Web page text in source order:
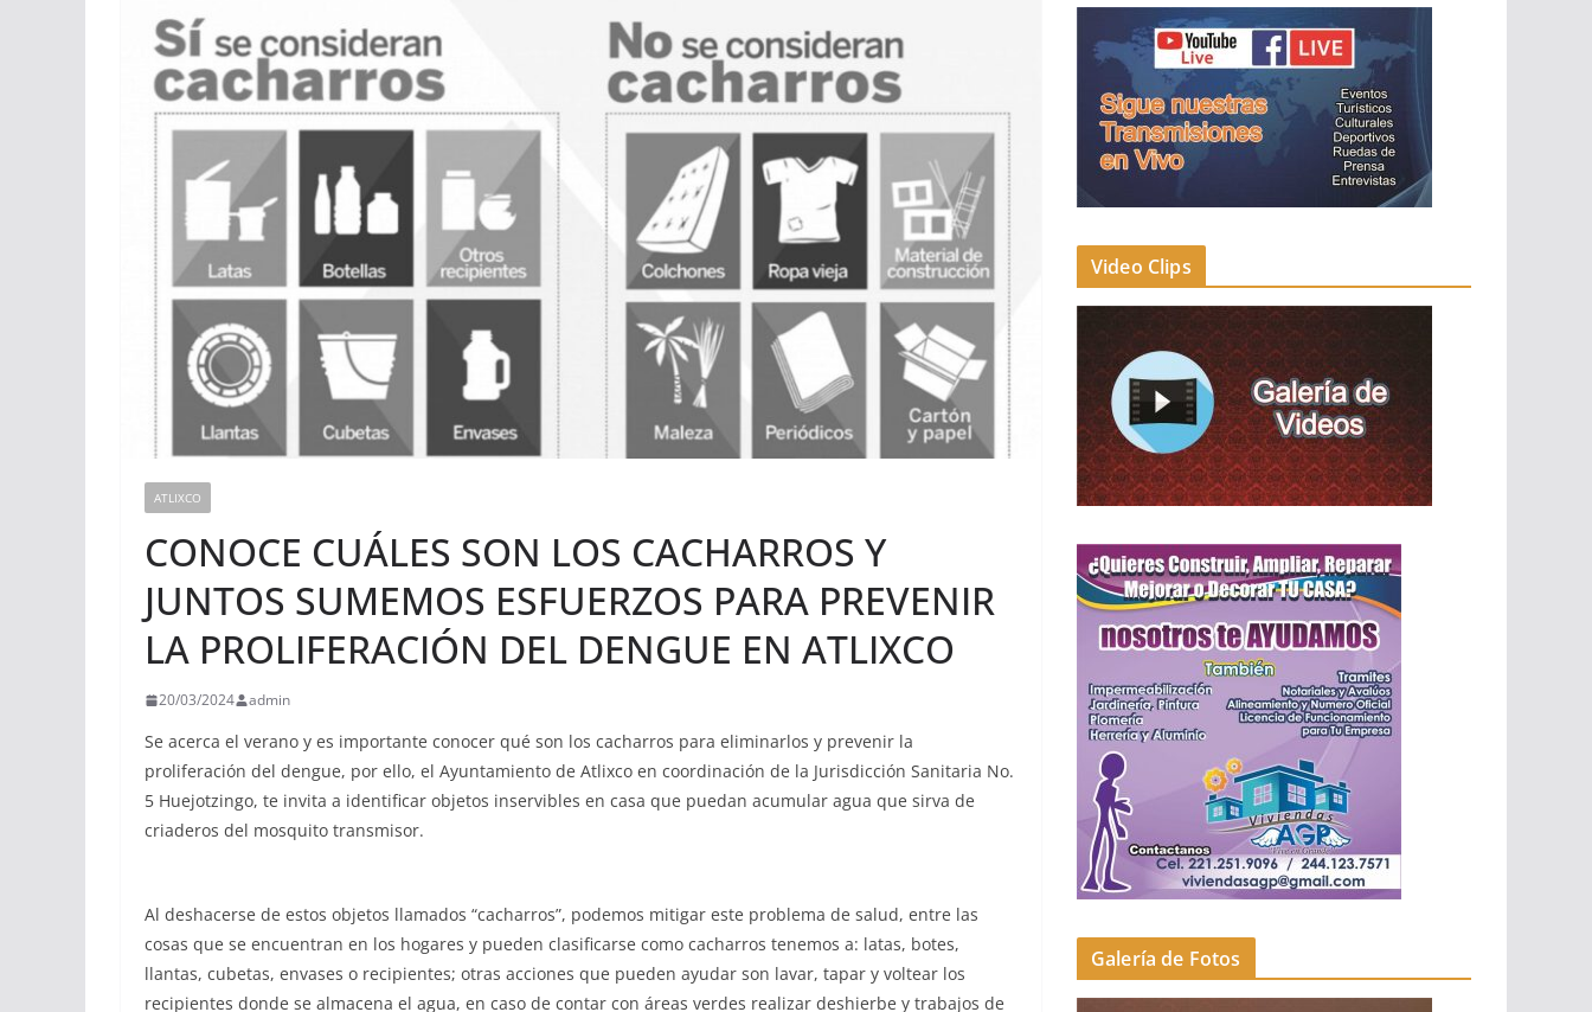
ATLIXCO
CONOCE CUÁLES SON LOS CACHARROS Y
JUNTOS SUMEMOS ESFUERZOS PARA PREVENIR
LA PROLIFERACIÓN DEL DENGUE EN ATLIXCO
20/03/2024 admin
Se acerca el verano y es importante conocer qué son los cacharros para eliminarlos y prevenir la
proliferación del dengue, por ello, el Ayuntamiento de Atlixco en coordinación de la Jurisdicción Sanitaria No.
5 Huejotzingo, te invita a identificar objetos inservibles en casa que puedan acumular agua que sirva de
criaderos del mosquito transmisor.
Al deshacerse de estos objetos llamados “cacharros”, podemos mitigar este problema de salud, entre las
cosas que se encuentran en los hogares y pueden clasificarse como cacharros tenemos a: latas, botes,
llantas, cubetas, envases o recipientes; otras acciones que pueden ayudar son lavar, tapar y voltear los
recipientes donde se almacena el agua, en caso de contar con áreas verdes realizar deshierbe y trabajos de
Video Clips
Galería de Fotos